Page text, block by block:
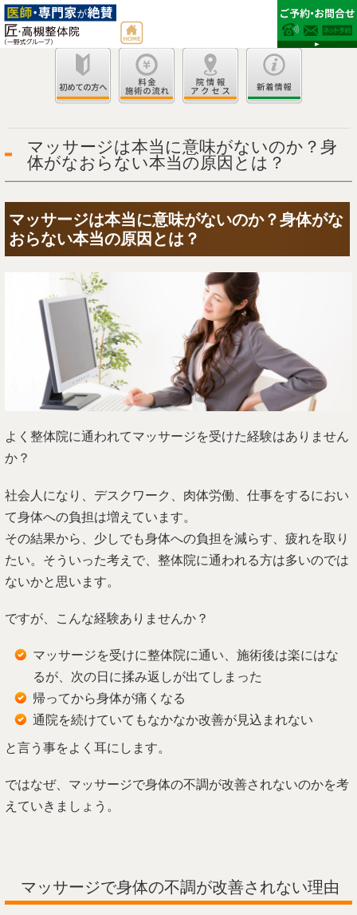
マッサージは本当に意味がないのか？身
体がなおらない本当の原因とは？
マッサージは本当に意味がないのか？身体がな
おらない本当の原因とは？
よく整体院に通われてマッサージを受けた経験はありません
か？
社会人になり、デスクワーク、肉体労働、仕事をするにおい
て身体への負担は増えています。
その結果から、少しでも身体への負担を減らす、疲れを取り
たい。そういった考えで、整体院に通われる方は多いのでは
ないかと思います。
ですが、こんな経験ありませんか？
マッサージを受けに整体院に通い、施術後は楽にはな
るが、次の日に揉み返しが出てしまった
帰ってから身体が痛くなる
通院を続けていてもなかなか改善が見込まれない
と言う事をよく耳にします。
ではなぜ、マッサージで身体の不調が改善されないのかを考
えていきましょう。
マッサージで身体の不調が改善されない理由